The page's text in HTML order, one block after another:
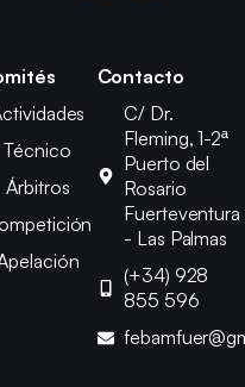
Técnico
Árbitros
Contacto
C/ Dr.
Fleming, 1-2ª
Puerto del
Rosario
Fuerteventura
- Las Palmas
(+34) 928
855 596